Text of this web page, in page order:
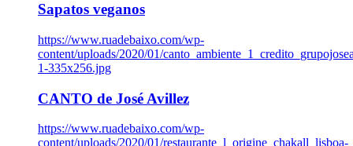
Sapatos veganos
https://www.ruadebaixo.com/wp-
content/uploads/2020/01/
1-335x256.jpg
CANTO de José Avillez
https://www.ruadebaixo.com/wp-
content/uploads/2020/01/restaurante_l_origine_chakall_lisboa-